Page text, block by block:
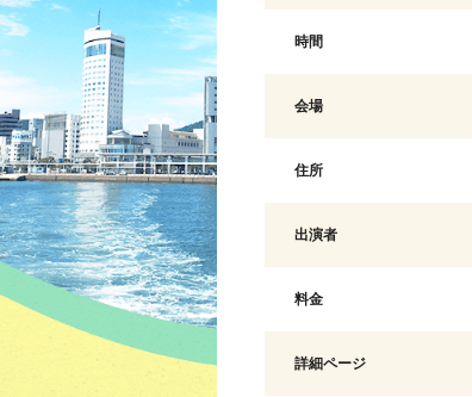
時間
会場
住所
出演者
料金
詳細ページ